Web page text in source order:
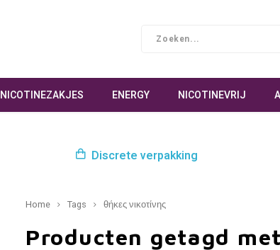
NICOTINEZAKJES ENERGY NICOTINEVRIJ
Discrete verpakking
Home Tags θήκες νικοτίνης
Producten getagd met